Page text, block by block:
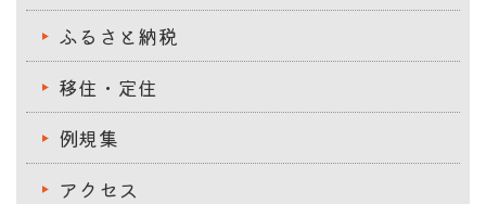
ふるさと納税
移住・定住
例規集
アクセス